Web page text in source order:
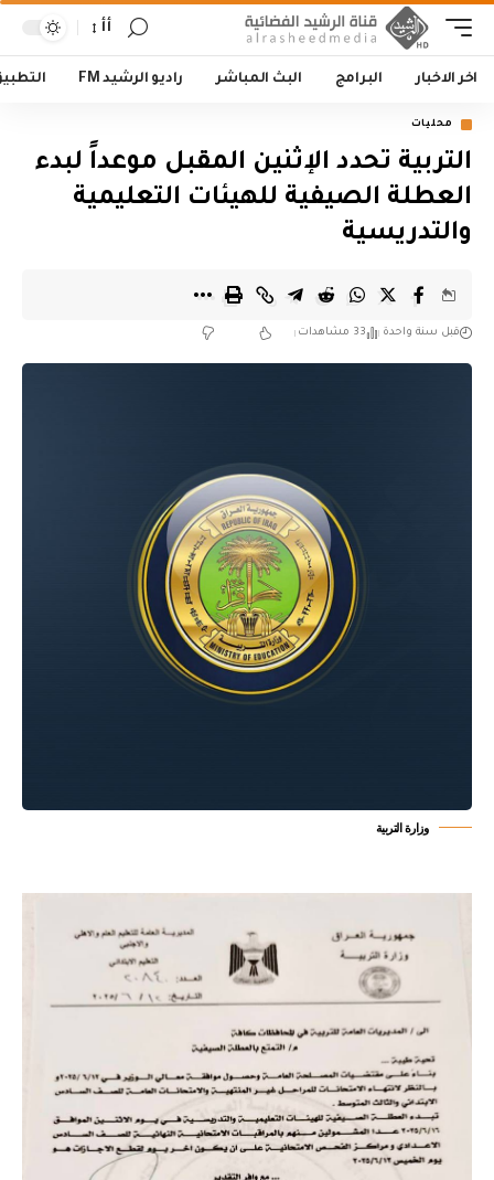
أأ
اخر الاخبار البرامج البث المباشر راديو الرشيد FM
محليات
‏التربية تحدد الإثنين المقبل موعداً لبدء
العطلة الصيفية للهيئات التعليمية
والتدريسية‬
قبل سنة واحدة 33 مشاهدات
وزارة التربية